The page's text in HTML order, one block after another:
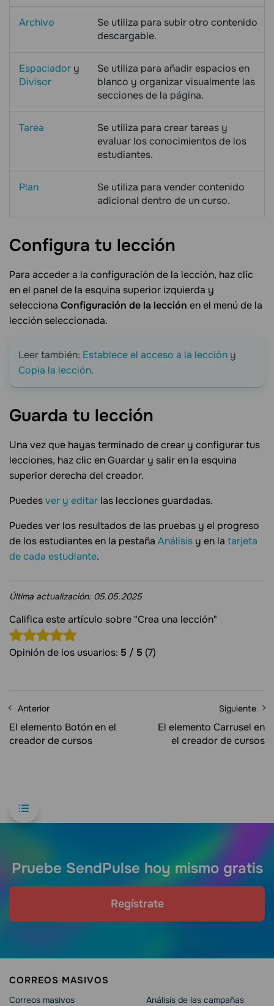
Archivo
Se utiliza para subir otro contenido
descargable.
Espaciador y
Divisor
Se utiliza para añadir espacios en
blanco y organizar visualmente las
secciones de la página.
Tarea
Se utiliza para crear tareas y
evaluar los conocimientos de los
estudiantes.
Plan
Se utiliza para vender contenido
adicional dentro de un curso.
Configura tu lección
Para acceder a la configuración de la lección, haz clic
en el panel de la esquina superior izquierda y
selecciona Configuración de la lección en el menú de la
lección seleccionada.
Leer también: Establece el acceso a la lección y
Copia la lección.
Guarda tu lección
Una vez que hayas terminado de crear y configurar tus
lecciones, haz clic en Guardar y salir en la esquina
superior derecha del creador.
Puedesver y editar las lecciones guardadas.
Puedes ver los resultados de las pruebas y el progreso
de los estudiantes en la pestaña Análisis y en la tarjeta
de cada estudiante.
Última actualización: 05.05.2025
Califica este artículo sobre "Crea una lección"
Opinión de los usuarios: 5 / 5 (7)
Anterior
El elemento Botón en el
creador de cursos
Siguiente
El elemento Carrusel en
el creador de cursos
Pruebe SendPulse hoy mismo gratis
Regístrate
CORREOS MASIVOS
Correos masivos
Análisis de las campañas